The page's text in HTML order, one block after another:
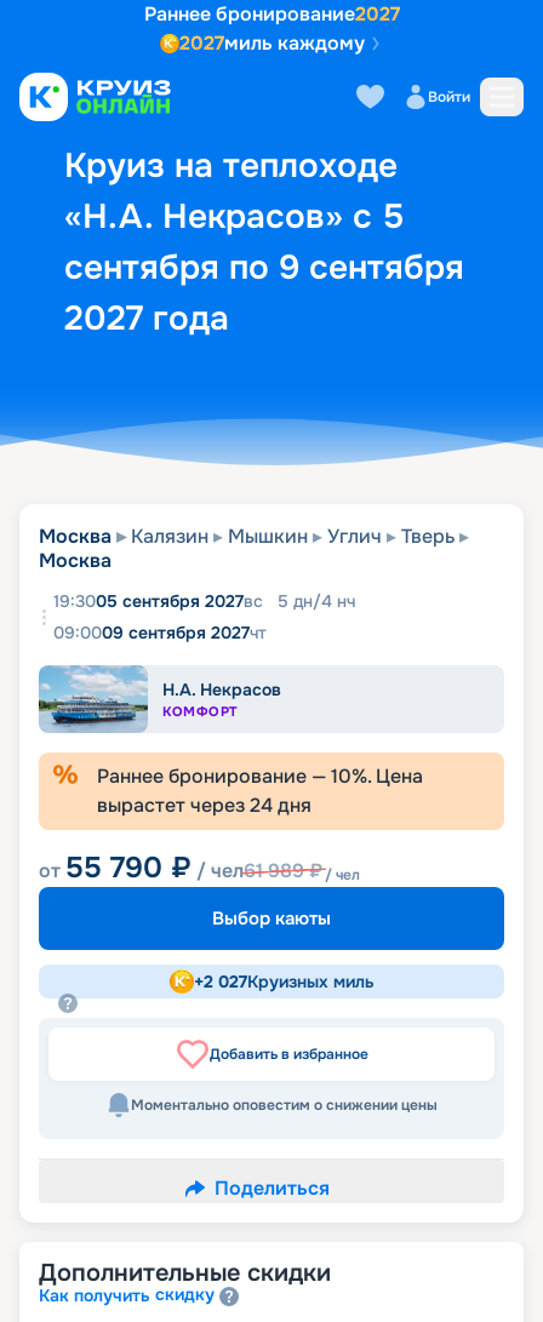
Раннее бронирование2027
2027миль каждому
Войти
Круиз на теплоходе
«Н.А. Некрасов» с 5
сентября по 9 сентября
2027 года
Выбор кают Маршрут и
Москва Калязин Мышкин Углич
Тверь
Москва
19:3005 сентября 2027вс 5 дн/4 нч
09:0009 сентября 2027чт
Н.А. Некрасов
КОМФОРТ
Раннее бронирование —10%. Цена
вырастет через24дня
от 55 790 ₽ / чел61 989₽/ чел
Выбор каюты
+2 027Круизных миль
Добавить в избранное
Моментально оповестим о снижении цены
Поделиться
Дополнительные скидки
Как получить скидку